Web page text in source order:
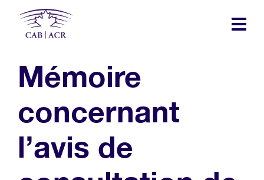
Skip
to
Mémoire
concernant
l’avis de